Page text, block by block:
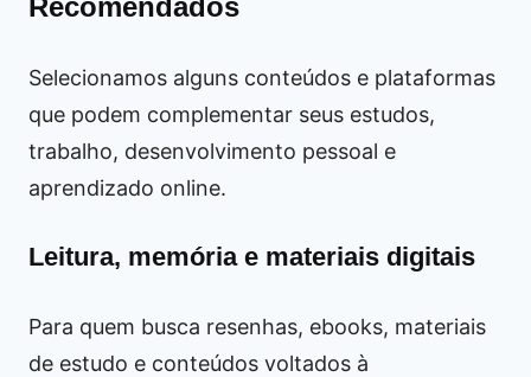
Selecionamos alguns conteúdos e plataformas
que podem complementar seus estudos,
trabalho, desenvolvimento pessoal e
aprendizado online.
Leitura, memória e materiais digitais
Para quem busca resenhas, ebooks, materiais
de estudo e conteúdos voltados à